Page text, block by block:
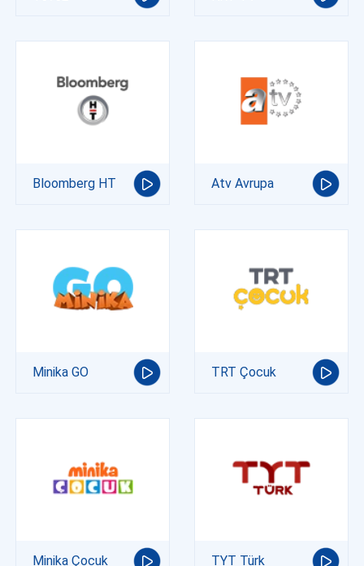
Bloomberg HT Atv Avrupa
Minika GO TRT Çocuk
Minika Çocuk TYT Türk